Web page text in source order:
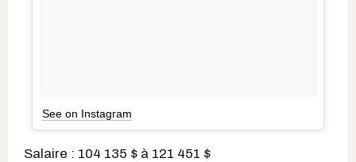
See on Instagram
Salaire : 104 135 $ à 121 451 $